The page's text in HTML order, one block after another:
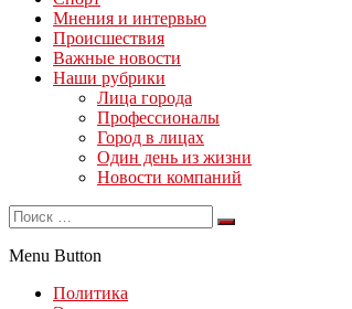
Мнения и интервью
Происшествия
Важные новости
Наши рубрики
Лица города
Профессионалы
Город в лицах
Один день из жизни
Новости компаний
Menu Button
Политика